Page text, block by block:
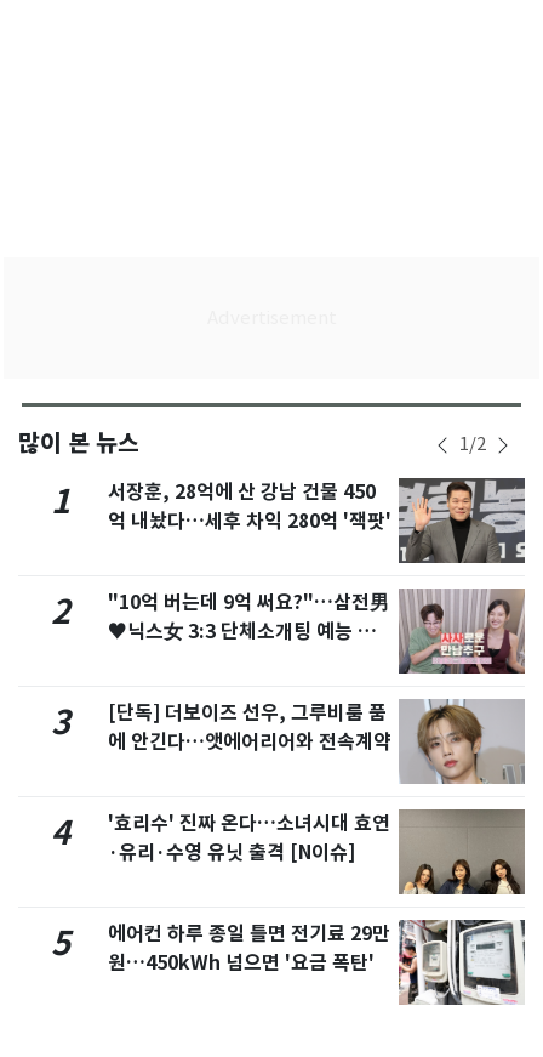
많이 본 뉴스 1/2
1
서장훈, 28억에 산 강남 건물 450
억 내놨다…세후 차익 280억 '잭팟'
2
"10억 버는데 9억 써요?"…삼전男
♥닉스女 3:3 단체소개팅 예능 화
3
[단독] 더보이즈 선우, 그루비룸 품
에 안긴다…앳에어리어와 전속계약
4
'효리수' 진짜 온다…소녀시대 효연
·유리·수영 유닛 출격 [N이슈]
5
에어컨 하루 종일 틀면 전기료 29만
원…450kWh 넘으면 '요금 폭탄'